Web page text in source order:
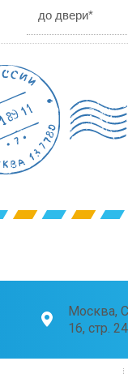
до двери*
Москва,
16, стр. 24